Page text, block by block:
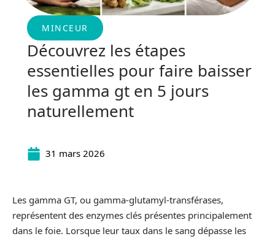
MINCEUR
Découvrez les étapes
essentielles pour faire baisser
les gamma gt en 5 jours
naturellement
31 mars 2026
Les gamma GT, ou gamma-glutamyl-transférases,
représentent des enzymes clés présentes principalement
dans le foie. Lorsque leur taux dans le sang dépasse les